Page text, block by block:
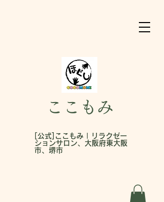
ここもみ
[公式]ここもみ | リラクゼー
ションサロン、大阪府東大阪
市、堺市